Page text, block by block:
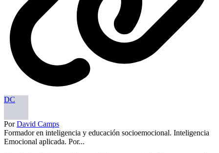
DC
PorDavid Camps
Formador en inteligencia y educación socioemocional. Inteligencia
Emocional aplicada. Por...